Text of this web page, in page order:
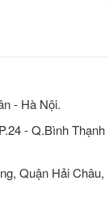
trường, khuôn
tập
DV-
- Hà Nội.
- Q.Bình Thạnh
Quận Hải Châu,